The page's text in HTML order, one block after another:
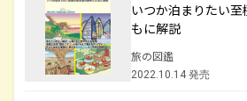
いつか泊まりたい
もに解説
旅の図鑑
2022.10.14 発売